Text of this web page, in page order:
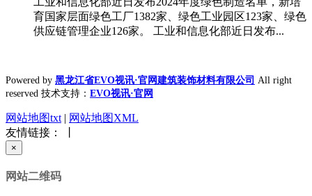
育国家层面绿色工厂1382家、绿色工业园区123家、绿色
供应链管理企业126家。 工业和信息化部近日发布...
Powered by 黑龙江省EVO视讯·官网建筑装饰材料有限公司 All right
reserved 技术支持： EVO视讯·官网
网站地图txt | 网站地图XML
友情链接： 丨
×
网站二维码